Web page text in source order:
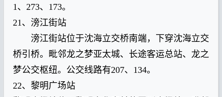
1、273、173。
21、滂江街站
滂江街站位于沈海立交桥南端，下穿沈海立交
桥引桥。毗邻龙之梦亚太城、长途客运总站、龙之
梦公交枢纽。公交线路有207、134。
22、黎明广场站